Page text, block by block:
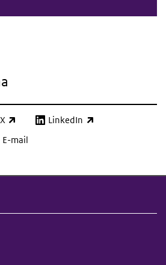
X link) LinkedIn
(externe link)
E-mail